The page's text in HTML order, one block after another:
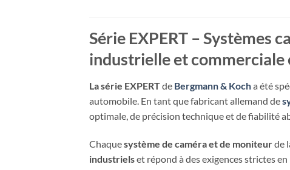
Série EXPERT – Systèmes
industrielle et commerciale
La série EXPERTde Bergmann & Kocha été
automobile. En tant que fabricant allemand de
optimale, de précision technique et de fiabilité
Chaquesystème de caméra et de moniteurde
industrielset répond à des exigences strictes